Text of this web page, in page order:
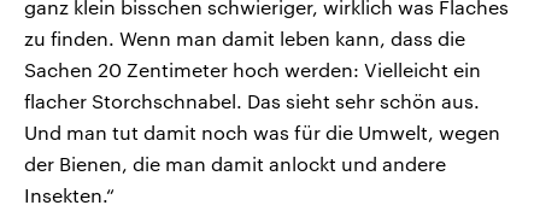
ganz klein bisschen schwieriger, wirklich was Flaches
zu finden. Wenn man damit leben kann, dass die
Sachen 20 Zentimeter hoch werden: Vielleicht ein
flacher Storchschnabel. Das sieht sehr schön aus.
Und man tut damit noch was für die Umwelt, wegen
der Bienen, die man damit anlockt und andere
Insekten.“